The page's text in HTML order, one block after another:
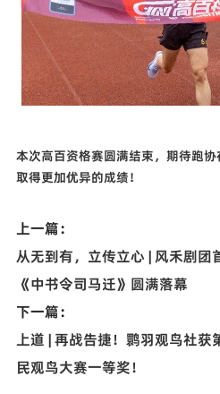
本次高百资格赛圆满结束，期待跑
取得更加优异的成绩！
上一篇：
从无到有，立传立心 | 风禾剧团
《中书令司马迁》圆满落幕
下一篇：
上道 | 再战告捷！鹮羽观鸟社获
民观鸟大赛一等奖！